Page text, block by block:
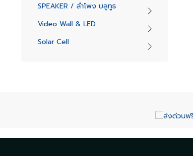
SPEAKER / ลำโพง บลูทูธ
Video Wall & LED
Solar Cell